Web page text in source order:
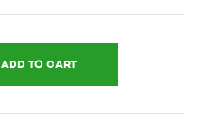
ADD TO CART